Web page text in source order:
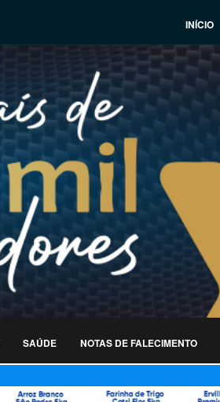
INÍCIO
SAÚDE NOTAS DE FALECIMENTO